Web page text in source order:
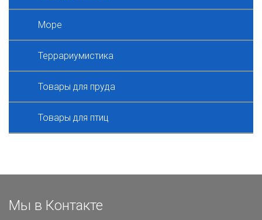
Море
Террариумистика
Товары для пруда
Товары для птиц
Мы в Контакте